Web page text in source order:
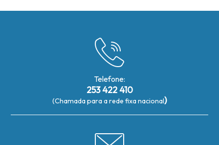
Telefone:
253 422 410
(Chamada para a rede fixa nacional)